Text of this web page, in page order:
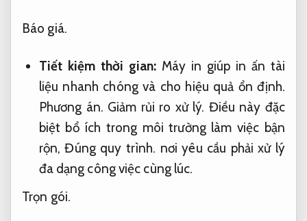
Báo giá.
Tiết kiệm thời gian: Máy in giúp in ấn tài
liệu nhanh chóng và cho hiệu quả ổn định.
Phương án. Giảm rủi ro xử lý. Điều này đặc
biệt bổ ích trong môi trường làm việc bận
rộn,Đúng quy trình. nơi yêu cầu phải xử lý
đa dạng công việc cùng lúc.
Trọn gói.